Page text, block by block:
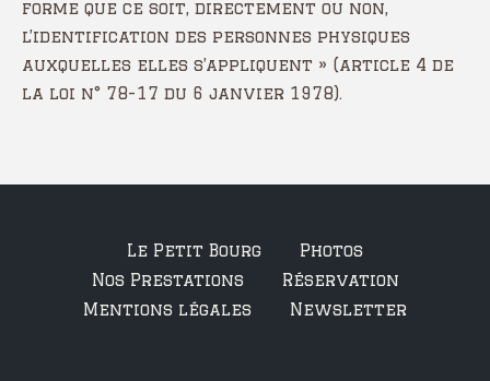
forme que ce soit, directement ou non,
l’identification des personnes physiques
auxquelles elles s’appliquent » (article 4 de
la loi n° 78-17 du 6 janvier 1978).
Le Petit Bourg
Photos
Nos Prestations
Réservation
Mentions légales
Newsletter